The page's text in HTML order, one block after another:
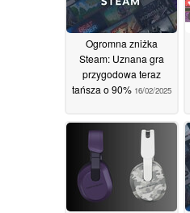
Ogromna zniżka
Steam: Uznana gra
przygodowa teraz
tańsza o 90% 16/02/2025